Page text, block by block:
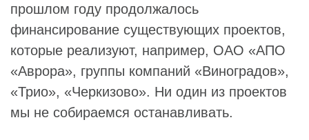
прошлом году продолжалось
финансирование существующих проектов,
которые реализуют, например, ОАО «АПО
«Аврора», группы компаний «Виноградов»,
«Трио», «Черкизово». Ни один из проектов
мы не собираемся останавливать.